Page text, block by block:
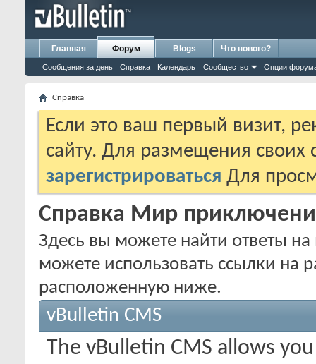
Главная Форум
Сообщения за день Справка Календарь Сообщество Опции
Blogs Что нового?
Справка
Если это ваш первый визит,
сайту. Для размещения
зарегистрироваться Для
Справка Мир
Здесь вы можете найти ответы
можете использовать ссылки на
расположенную ниже.
vBulletin CMS
The vBulletin CMS allows